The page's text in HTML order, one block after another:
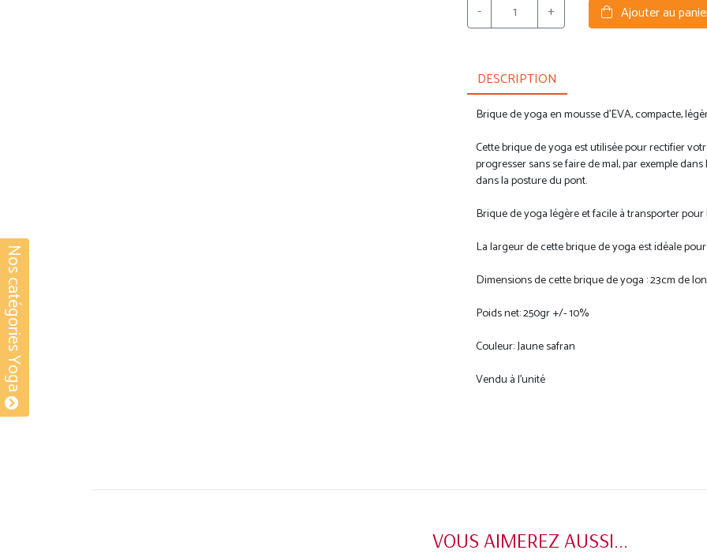
Nos catégories Yoga
- + Ajouter au
DESCRIPTION
Brique de yoga en mousse d'EVA, compacte,
Cette brique de yoga est utilisée pour rectifier
progresser sans se faire de mal, par exemple
dans la posture du pont.
Brique de yoga légère et facile à transporter pour
La largeur de cette brique de yoga est idéale
Dimensions de cette brique de yoga : 23cm de
Poids net: 250gr +/- 10%
Couleur: Jaune safran
Vendu à l'unité
VOUS AIMEREZ AUSSI...